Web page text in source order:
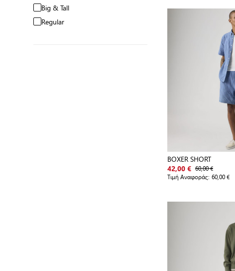
Big & Tall
Regular
BOXER SHORT
42,00 € 60,00 €
Τιμή Αναφοράς: 60,00 €